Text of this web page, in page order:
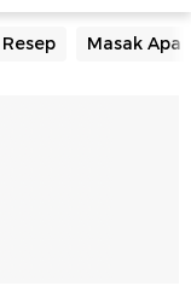
Masak Apa